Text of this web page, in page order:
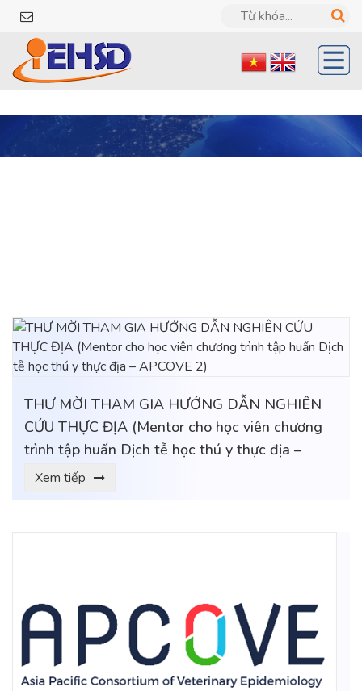
THƯ MỜI THAM GIA HƯỚNG DẪN NGHIÊN
CỨU THỰC ĐỊA (Mentor cho học viên chương
trình tập huấn Dịch tễ học thú y thực địa –
APCOVE 2)
Xem tiếp